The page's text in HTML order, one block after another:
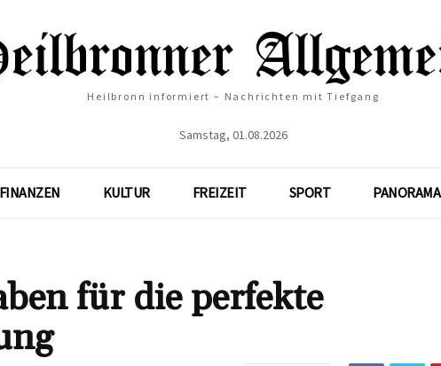
Heilbronn informiert – Nachrichten mit Tiefgang
Samstag, 01.08.2026
FINANZEN KULTUR FREIZEIT SPORT PANORAMA
für die perfekte